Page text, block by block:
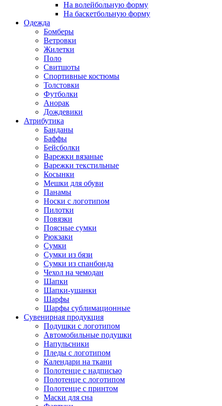
На волейбольную форму
На баскетбольную форму
Одежда
Бомберы
Ветровки
Жилетки
Поло
Свитшоты
Спортивные костюмы
Толстовки
Футболки
Анорак
Дождевики
Атрибутика
Банданы
Баффы
Бейсболки
Варежки вязаные
Варежки текстильные
Косынки
Мешки для обуви
Панамы
Носки с логотипом
Пилотки
Повязки
Поясные сумки
Рюкзаки
Сумки
Сумки из бязи
Сумки из спанбонда
Чехол на чемодан
Шапки
Шапки-ушанки
Шарфы
Шарфы сублимационные
Сувенирная продукция
Подушки с логотипом
Автомобильные подушки
Напульсники
Пледы с логотипом
Календари на ткани
Полотенце с надписью
Полотенце с логотипом
Полотенце с принтом
Маски для сна